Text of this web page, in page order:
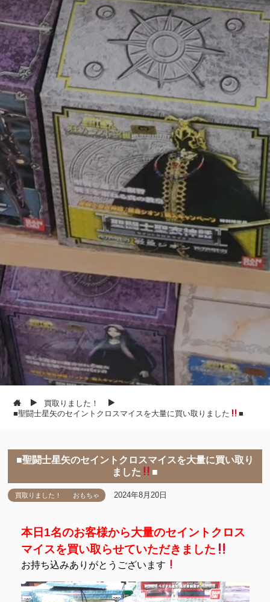
買取りました！
■聖闘士星矢のセイントクロスマイスを大量に買い取りました
■
■聖闘士星矢のセイントクロスマイスを大量に買い取り
ました
■
買取りました！ おもちゃ 2024年8月20日
本日1名のお客様から大量のセイントクロス
マイスを買い取らせていただきました
お持ち込みありがとうございます